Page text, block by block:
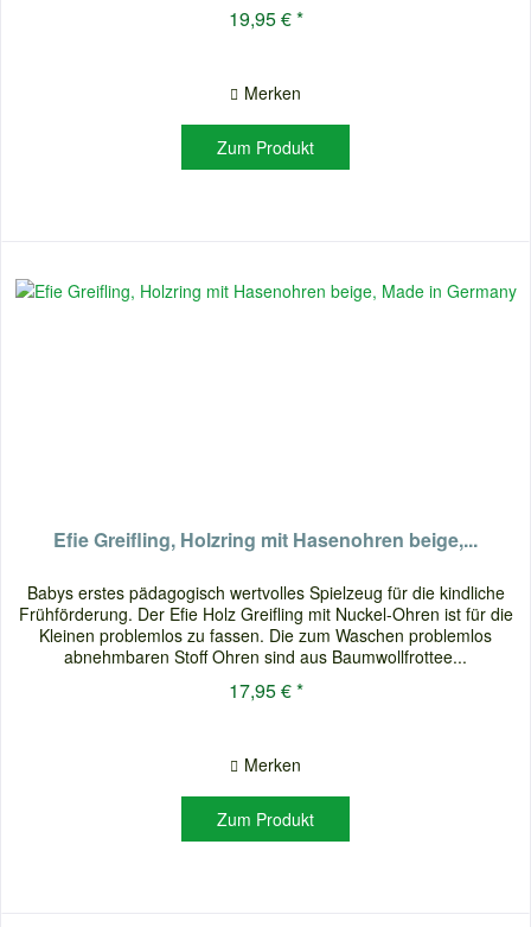
19,95 € *
Merken
Zum Produkt
Efie Greifling, Holzring mit Hasenohren beige,...
Babys erstes pädagogisch wertvolles Spielzeug für die kindliche
Frühförderung. Der Efie Holz Greifling mit Nuckel-Ohren ist für die
Kleinen problemlos zu fassen. Die zum Waschen problemlos
abnehmbaren Stoff Ohren sind aus Baumwollfrottee...
17,95 € *
Merken
Zum Produkt